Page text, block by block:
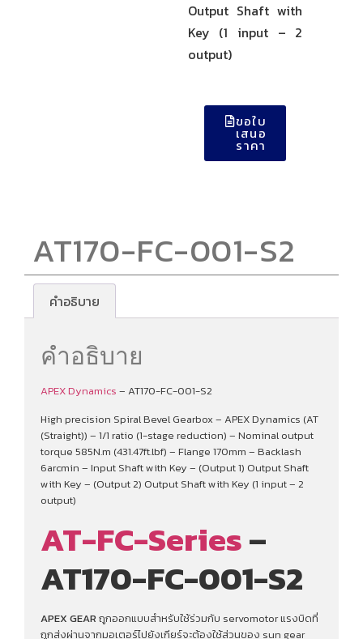
Output Shaft with
Key (1 input – 2
output)
ขอใบ
เสนอ
ราคา
AT170-FC-001-S2
คำอธิบาย
คำอธิบาย
APEX Dynamics – AT170-FC-001-S2
High precision Spiral Bevel Gearbox – APEX Dynamics (AT
(Straight)) – 1/1 ratio (1-stage reduction) – Nominal output
torque 585N.m (431.47ft.lbf) – Flange 170mm – Backlash
6arcmin – Input Shaft with Key – (Output 1) Output Shaft
with Key – (Output 2) Output Shaft with Key (1 input – 2
output)
AT-FC-Series–
AT170-FC-001-S2
APEX GEAR ถูกออกแบบสำหรับใช้ร่วมกับ servomotor แรงบิดที่
ถูกส่งผ่านจากมอเตอร์ไปยังเกียร์จะต้องใช้ส่วนของ sun gear